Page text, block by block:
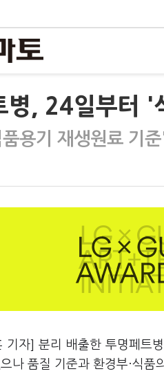
병, 24일부터 '
용기 재생원료 기
기자] 분리 배출한 투명페트
나 품질 기준과 환경부·식품